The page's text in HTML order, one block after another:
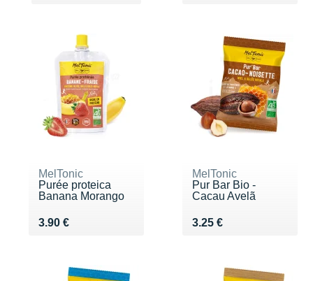
MelTonic
Purée proteica
Banana Morango
3.90 €
Vendu 3.90 €
MelTonic
Pur Bar Bio -
Cacau Avelã
3.25 €
Vendu 3.25 €